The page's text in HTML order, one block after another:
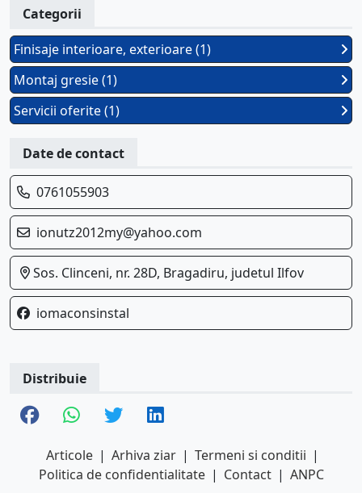
Categorii
Finisaje interioare, exterioare (1)
Montaj gresie (1)
Servicii oferite (1)
Date de contact
0761055903
ionutz2012my@yahoo.com
Sos. Clinceni, nr. 28D, Bragadiru, judetul Ilfov
iomaconsinstal
Distribuie
Articole | Arhiva ziar | Termeni si conditii |
Politica de confidentialitate | Contact | ANPC